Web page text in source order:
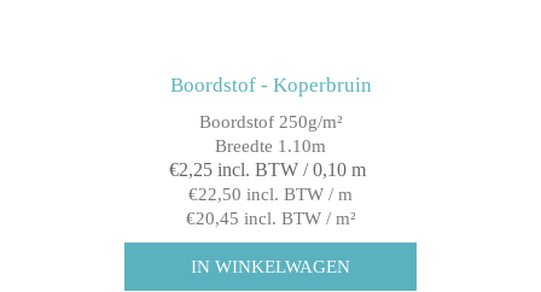
Boordstof - Koperbruin
Boordstof 250g/m²
Breedte 1.10m
€2,25 incl. BTW / 0,10 m
€22,50 incl. BTW / m
€20,45 incl. BTW / m²